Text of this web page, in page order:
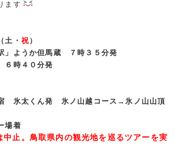
ます
土・ 祝）
」ようか但馬蔵 ７時３５分発
時４０分発
氷太くん発 氷ノ山越コース→氷ノ山山頂
場着
止。鳥取県内の観光地を巡るツアーを実